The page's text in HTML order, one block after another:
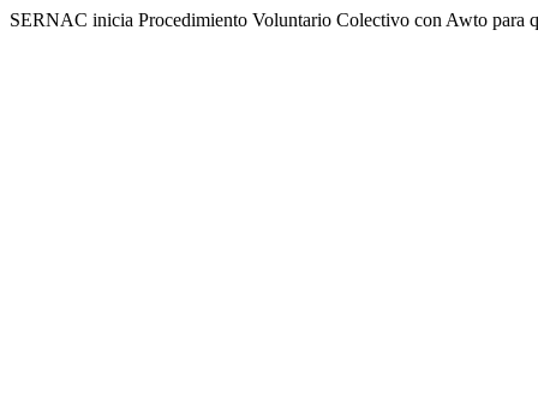
SERNAC inicia Procedimiento Voluntario Colectivo con Awto para